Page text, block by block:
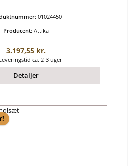
01024450
Producent: Attika
Almindelig pris:
3.197,55 kr.
Leveringstid ca. 2-3 uger
Detaljer